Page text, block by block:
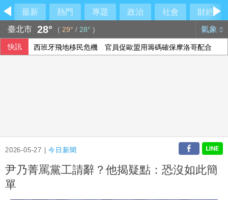
最新 熱門 專題 政治 社會
財經
臺北市 28° ( 29° / 28° ) 氣象
快訊 西班牙飛地移民危機 官員促歐盟用籌碼確保摩洛哥配合
2026-05-27 |今日新聞
尹乃菁罵黨工請辭？他揭疑點：恐沒如此簡
單